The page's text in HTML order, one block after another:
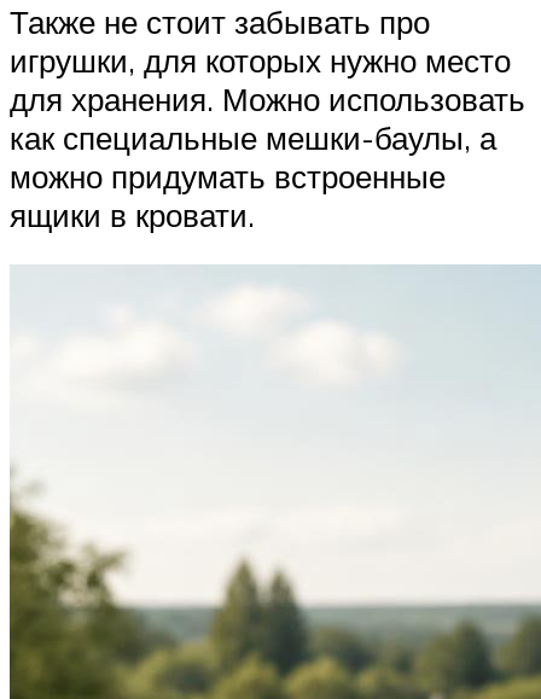
Также не стоит забывать про
игрушки, для которых нужно место
для хранения. Можно использовать
как специальные мешки-баулы, а
можно придумать встроенные
ящики в кровати.